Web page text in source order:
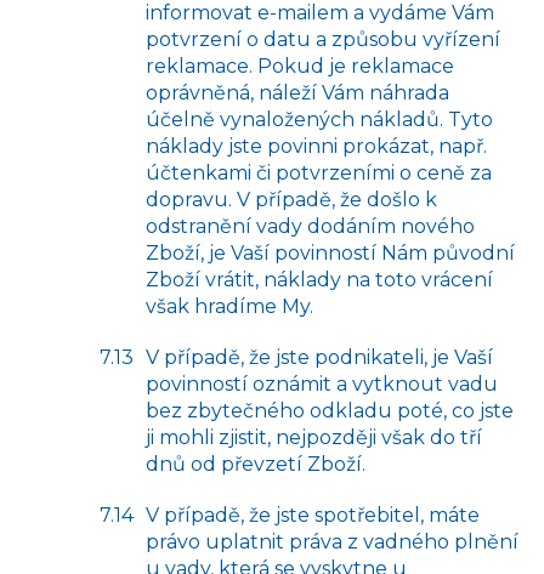
informovat e-mailem a vydáme Vám
potvrzení o datu a způsobu vyřízení
reklamace. Pokud je reklamace
oprávněná, náleží Vám náhrada
účelně vynaložených nákladů. Tyto
náklady jste povinni prokázat, např.
účtenkami či potvrzeními o ceně za
dopravu. V případě, že došlo k
odstranění vady dodáním nového
Zboží, je Vaší povinností Nám původní
Zboží vrátit, náklady na toto vrácení
však hradíme My.
V případě, že jste podnikateli, je Vaší
povinností oznámit a vytknout vadu
bez zbytečného odkladu poté, co jste
ji mohli zjistit, nejpozději však do tří
dnů od převzetí Zboží.
V případě, že jste spotřebitel, máte
právo uplatnit práva z vadného plnění
u vady, která se vyskytne u